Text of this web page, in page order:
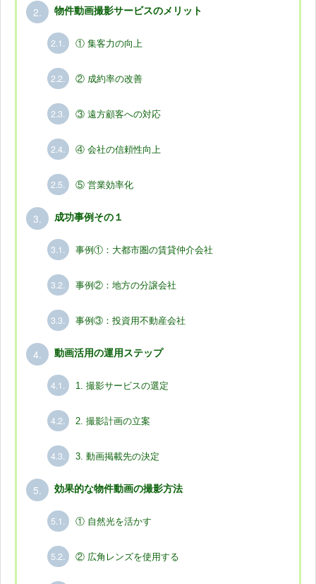
2. 物件動画撮影サービスのメリット
2.1. ① 集客力の向上
2.2. ② 成約率の改善
2.3. ③ 遠方顧客への対応
2.4. ④ 会社の信頼性向上
2.5. ⑤ 営業効率化
3. 成功事例その１
3.1. 事例①：大都市圏の賃貸仲介会社
3.2. 事例②：地方の分譲会社
3.3. 事例③：投資用不動産会社
4. 動画活用の運用ステップ
4.1. 1. 撮影サービスの選定
4.2. 2. 撮影計画の立案
4.3. 3. 動画掲載先の決定
5. 効果的な物件動画の撮影方法
5.1. ① 自然光を活かす
5.2. ② 広角レンズを使用する